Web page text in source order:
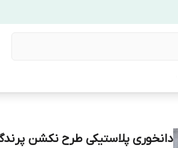
دانخوری پلاستیکی طرح نکشن